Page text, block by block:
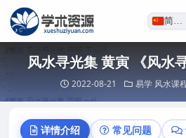
简
风水寻光集 黄寅 《风水
2022-08-21 易学 风水课
详情介绍 常见问题